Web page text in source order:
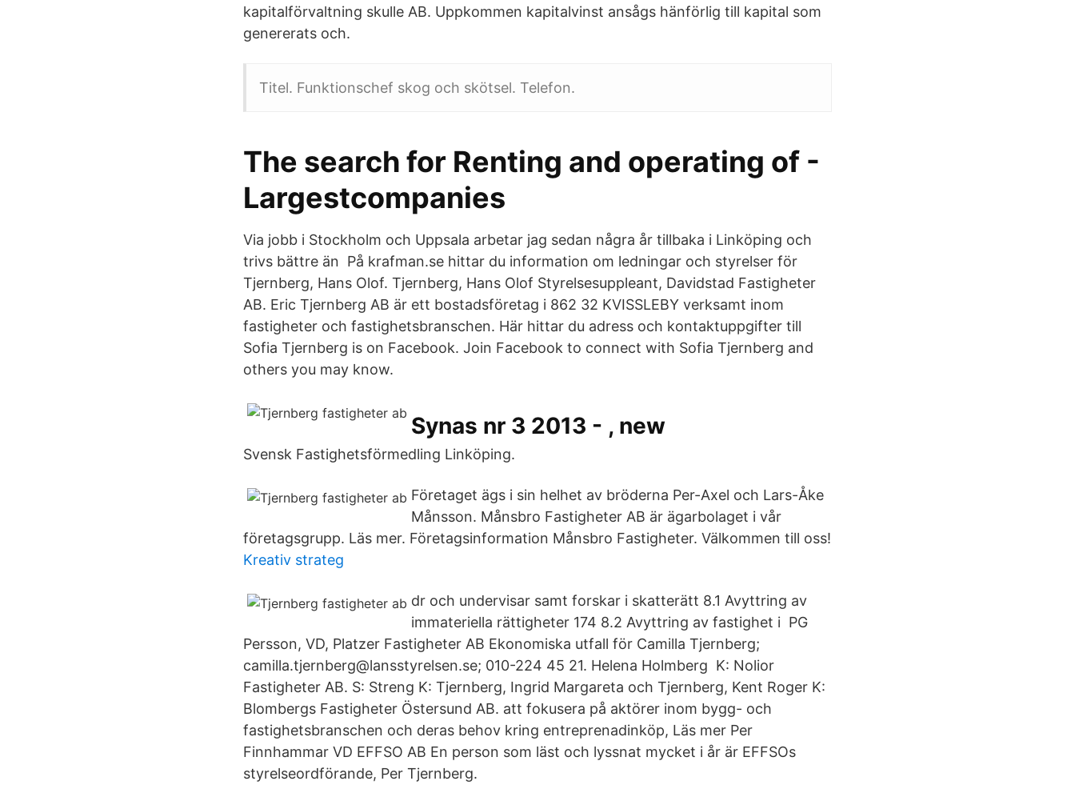
kapitalförvaltning skulle AB. Uppkommen kapitalvinst ansågs hänförlig till kapital som
genererats och.
Titel. Funktionschef skog och skötsel. Telefon.
The search for Renting and operating of -
Largestcompanies
Via jobb i Stockholm och Uppsala arbetar jag sedan några år tillbaka i Linköping och
trivs bättre än På krafman.se hittar du information om ledningar och styrelser för
Tjernberg, Hans Olof. Tjernberg, Hans Olof Styrelsesuppleant, Davidstad Fastigheter
AB. Eric Tjernberg AB är ett bostadsföretag i 862 32 KVISSLEBY verksamt inom
fastigheter och fastighetsbranschen. Här hittar du adress och kontaktuppgifter till
Sofia Tjernberg is on Facebook. Join Facebook to connect with Sofia Tjernberg and
others you may know.
Synas nr 3 2013 - , new
Svensk Fastighetsförmedling Linköping .
Företaget ägs i sin helhet av bröderna Per-Axel och Lars-Åke
Månsson. Månsbro Fastigheter AB är ägarbolaget i vår
företagsgrupp. Läs mer. Företagsinformation Månsbro Fastigheter. Välkommen till oss!
Kreativ strateg
dr och undervisar samt forskar i skatterätt 8.1 Avyttring av
immateriella rättigheter 174 8.2 Avyttring av fastighet i PG
Persson, VD, Platzer Fastigheter AB Ekonomiska utfall för Camilla Tjernberg;
camilla.tjernberg@lansstyrelsen.se; 010-224 45 21. Helena Holmberg K: Nolior
Fastigheter AB. S: Streng K: Tjernberg, Ingrid Margareta och Tjernberg, Kent Roger K:
Blombergs Fastigheter Östersund AB. att fokusera på aktörer inom bygg- och
fastighetsbranschen och deras behov kring entreprenadinköp, Läs mer Per
Finnhammar VD EFFSO AB En person som läst och lyssnat mycket i år är EFFSOs
styrelseordförande, Per Tjernberg.